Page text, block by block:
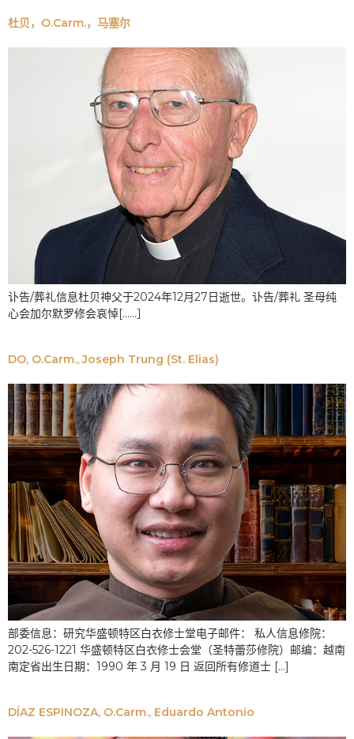
杜贝，O.Carm.，马塞尔
讣告/葬礼信息杜贝神父于2024年12月27日逝世。讣告/葬礼 圣母纯
心会加尔默罗修会哀悼[......］
DO, O.Carm., Joseph Trung (St. Elias)
部委信息：研究华盛顿特区白衣修士堂电子邮件： 私人信息修院：
202-526-1221 华盛顿特区白衣修士会堂（圣特蕾莎修院）邮编：越南
南定省出生日期：1990 年 3 月 19 日 返回所有修道士 [...]
DÍAZ ESPINOZA, O.Carm., Eduardo Antonio